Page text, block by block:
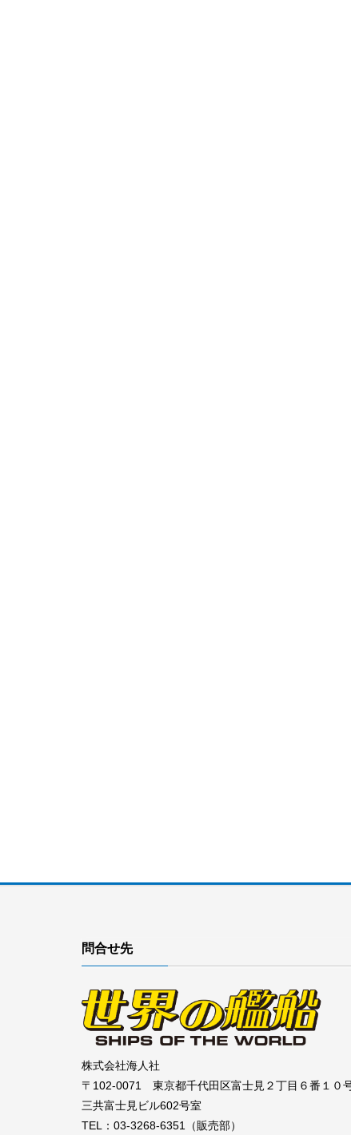
問合せ先
株式会社海人社
〒102-0071 東京都千代田区富士見２丁目６番１０
三共富士見ビル602号室
TEL：03-3268-6351（販売部）